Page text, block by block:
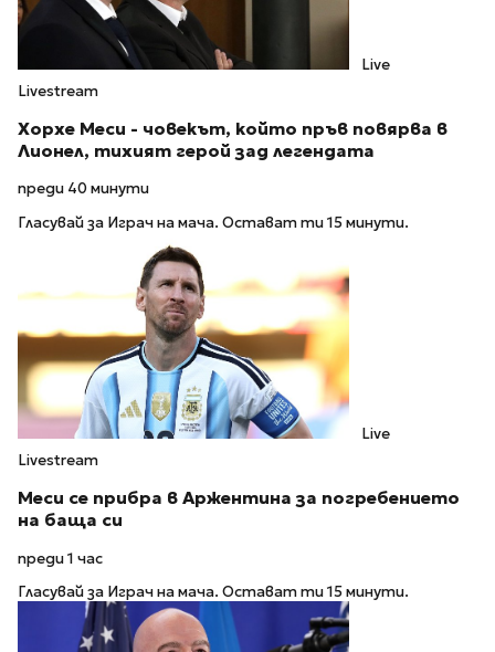
Live
Livestream
Хорхе Меси - човекът, който пръв повярва в
Лионел, тихият герой зад легендата
преди 40 минути
Гласувай за Играч на мача. Остават ти 15 минути.
Live
Livestream
Меси се прибра в Аржентина за погребението
на баща си
преди 1 час
Гласувай за Играч на мача. Остават ти 15 минути.